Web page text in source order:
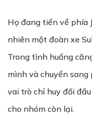
Họ đang tiến về phía
nhiên một đoàn xe
Trong tình huống
mình và chuyển
vai trò chỉ huy đối
cho nhóm còn lại.